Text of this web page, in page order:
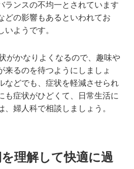
ランスの不均一とされています
どの影響もあるといわれてお
いようです。
がかなりよくなるので、趣味や
来るのを待つようにしましょ
などでも、症状を軽減させられ
も症状がひどくて、日常生活に
婦人科で相談しましょう。
理解して快適に過